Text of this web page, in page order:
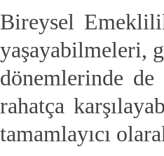
Bireysel
yaşayabilmeleri,
dönemlerinde
rahatça
tamamlayıcı